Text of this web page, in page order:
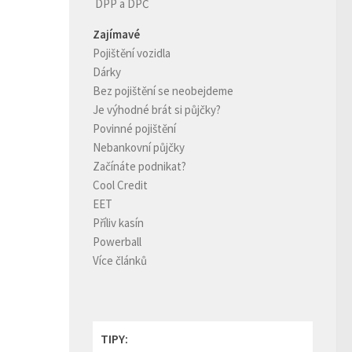
DPP a DPČ
Zajímavé
Pojištění vozidla
Dárky
Bez pojištění se neobejdeme
Je výhodné brát si půjčky?
Povinné pojištění
Nebankovní půjčky
Začínáte podnikat?
Cool Credit
EET
Příliv kasín
Powerball
Více článků
TIPY: